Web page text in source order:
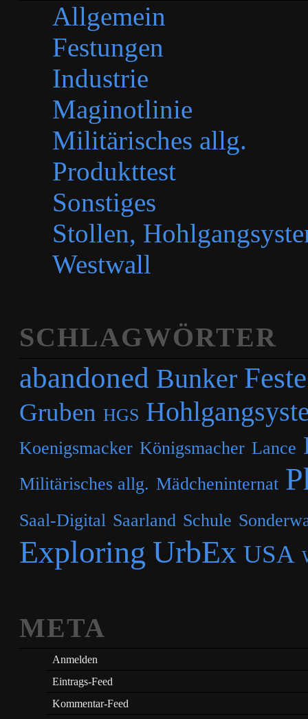
Allgemein
Festungen
Industrie
Maginotlinie
Militärisches allg.
Produkttest
Sonstiges
Stollen,
Westwall
SCHLAGWÖRTER
abandoned Bunker Feste
Gruben HGS
Koenigsmacker Königsmacher Lance
Militärisches allg. Mädcheninternat
Saal-Digital Saarland Schule
Exploring UrbEx USA
META
Anmelden
Eintrags-Feed
Kommentar-Feed